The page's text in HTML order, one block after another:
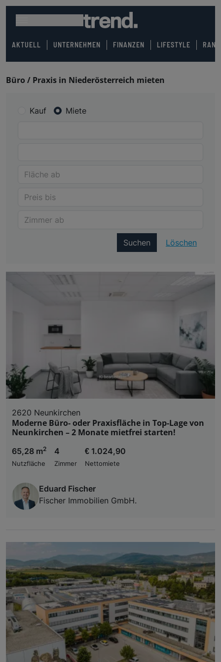
AKTUELL UNTERNEHMEN FINANZEN LIFESTYLE
Büro / Praxis in Niederösterreich mieten
Kauf Miete
Suchen Löschen
2620 Neunkirchen
Moderne Büro- oder Praxisfläche in Top-Lage von
Neunkirchen – 2 Monate mietfrei starten!
65,28 m2
Nutzfläche
4
Zimmer
€ 1.024,90
Nettomiete
Eduard Fischer
Fischer Immobilien GmbH.